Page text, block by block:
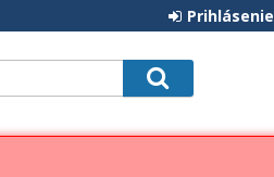
Prihlásenie